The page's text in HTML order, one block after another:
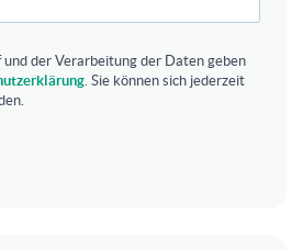
der Verarbeitung der Daten geben
. Sie können sich jederzeit